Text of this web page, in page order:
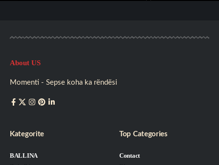
About US
Momenti - Sepse koha ka rëndësi
Kategorite
BALLINA
Top Categories
Contact